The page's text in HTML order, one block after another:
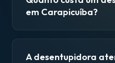
em Carapicuíba?
A desentupidora